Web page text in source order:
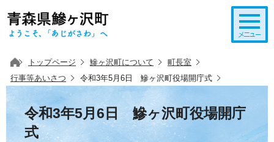
トップページ 鰺ヶ沢町について
町長室
行事等あいさつ
令和3年5月6日 鰺ヶ沢町役場開庁式
令和3年5月6日 鰺ヶ沢町役場開庁
式